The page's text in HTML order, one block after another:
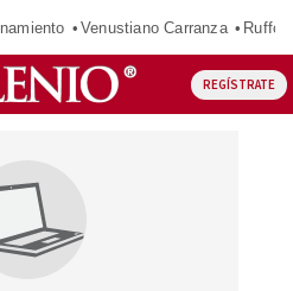
Venustiano Carranza Ruffo
REGÍSTRATE